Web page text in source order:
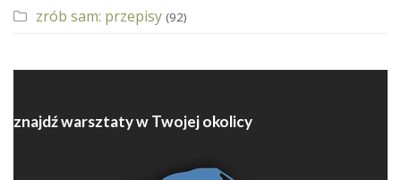
zrób sam: przepisy (92)
znajdź warsztaty w Twojej okolicy